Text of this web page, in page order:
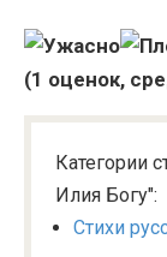
(1 оценок,
Категории
Илия Богу":
Стихи